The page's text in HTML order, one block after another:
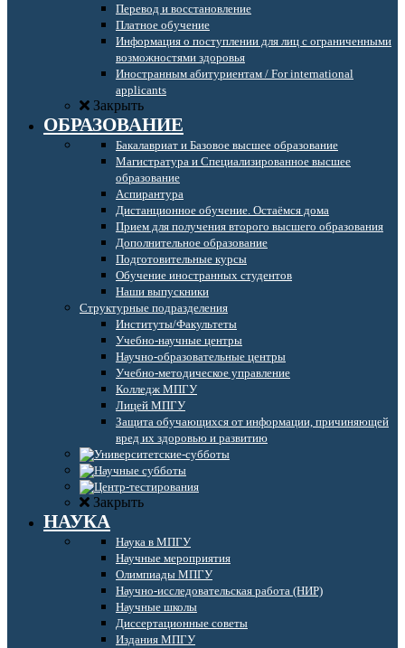
Перевод и восстановление
Платное обучение
Информация о поступлении для лиц с ограниченными
возможностями здоровья
Иностранным абитуриентам / For international
applicants
Закрыть
ОБРАЗОВАНИЕ
Бакалавриат и Базовое высшее образование
Магистратура и Специализированное высшее
образование
Аспирантура
Дистанционное обучение. Остаёмся дома
Прием для получения второго высшего образования
Дополнительное образование
Подготовительные курсы
Обучение иностранных студентов
Наши выпускники
Структурные подразделения
Институты/Факультеты
Учебно-научные центры
Научно-образовательные центры
Учебно-методическое управление
Колледж МПГУ
Лицей МПГУ
Защита обучающихся от информации, причиняющей
вред их здоровью и развитию
Закрыть
НАУКА
Наука в МПГУ
Научные мероприятия
Олимпиады МПГУ
Научно-исследовательская работа (НИР)
Научные школы
Диссертационные советы
Издания МПГУ